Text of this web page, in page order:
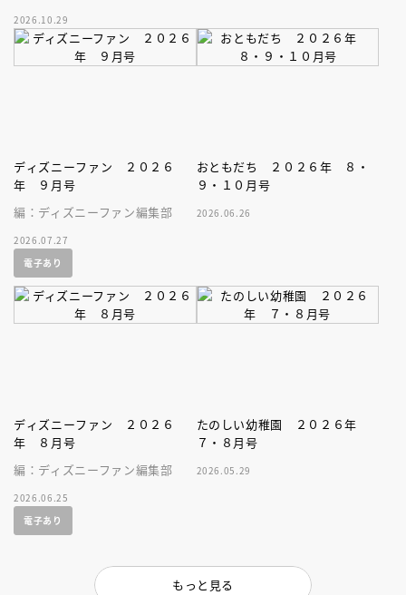
み物の新シリーズ第２巻目。
2026.10.29
ディズニーファン ２０２６
年 ９月号
編：ディズニーファン編集部
2026.07.27
電子あり
おともだち ２０２６年 ８・
９・１０月号
2026.06.26
ディズニーファン ２０２６
年 ８月号
編：ディズニーファン編集部
2026.06.25
電子あり
たのしい幼稚園 ２０２６年
７・８月号
2026.05.29
もっと見る